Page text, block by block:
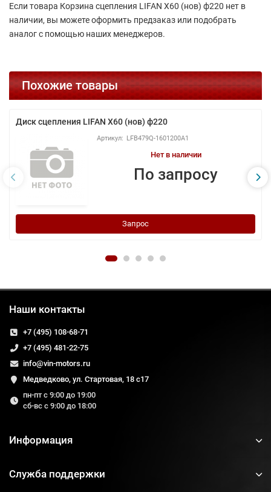
Если товара Корзина сцепления LIFAN X60 (нов) ф220 нет в
наличии, вы можете оформить предзаказ или подобрать
аналог с помощью наших менеджеров.
Похожие товары
Диск сцепления LIFAN Х60 (нов) ф220
LFB479Q-1601200A1
Нет в наличии
По запросу
Запрос
Наши контакты
+7 (495) 108-68-71
+7 (495) 481-22-75
info@vin-motors.ru
Медведково, ул. Стартовая, 18 с17
пн-пт с 9:00 до 19:00
сб-вс с 9:00 до 18:00
Информация
Служба поддержки